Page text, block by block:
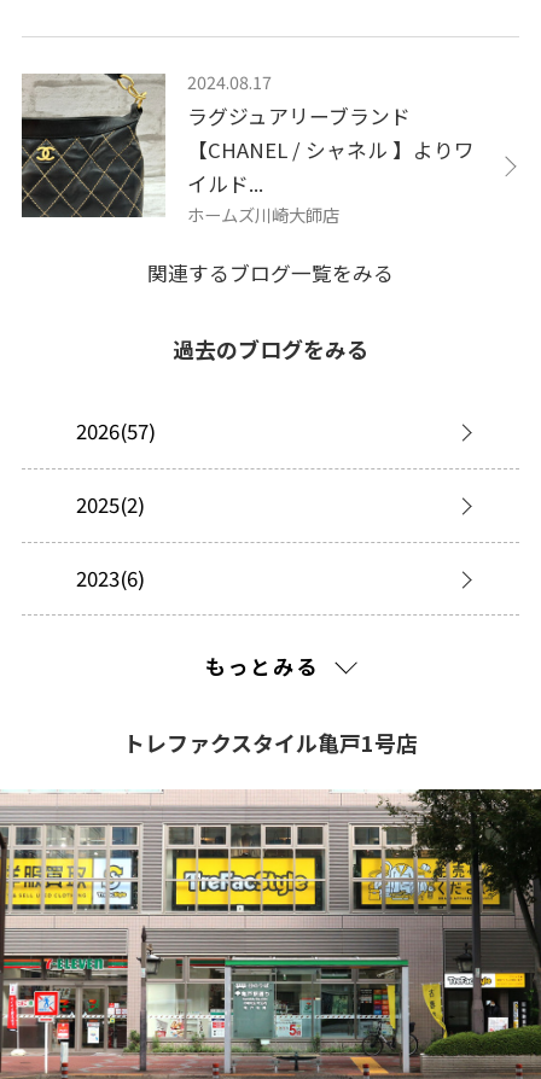
2024.08.17
ラグジュアリーブランド
【CHANEL / シャネル 】よりワ
イルド...
ホームズ川崎大師店
関連するブログ一覧をみる
過去のブログをみる
2026(57)
2025(2)
2023(6)
2020(210)
2019(195)
2018(195)
もっとみる
トレファクスタイル亀戸1号店